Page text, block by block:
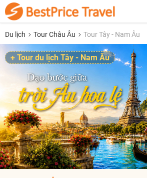
Du lịch Tour Châu Âu Tour Tây - Nam Âu
+ Tour du lịch Tây - Nam Âu